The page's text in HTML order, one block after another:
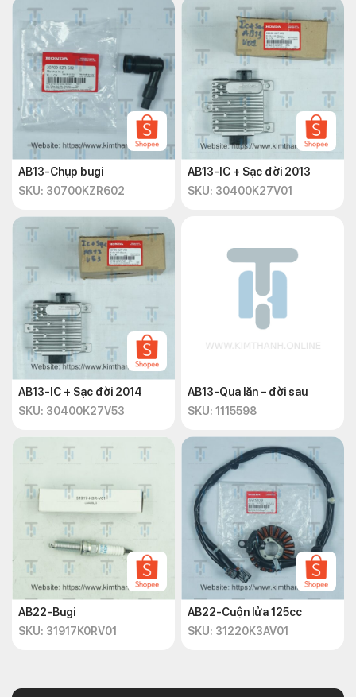
AB13-Chụp bugi
SKU: 30700KZR602
AB13-IC + Sạc đời 2013
SKU: 30400K27V01
AB13-IC + Sạc đời 2014
SKU: 30400K27V53
AB13-Qua lăn – đời sau
SKU: 1115598
AB22-Bugi
SKU: 31917K0RV01
AB22-Cuộn lửa 125cc
SKU: 31220K3AV01